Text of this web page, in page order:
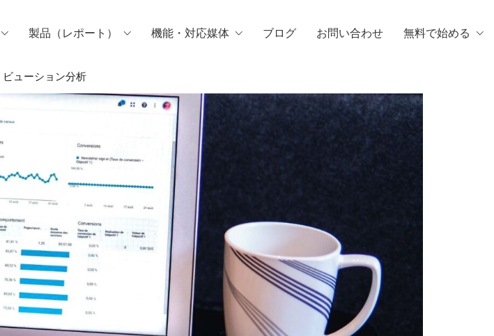
製品（レポート） 機能・対応媒体 ブログ お問い合わせ 無料で始める
ューション分析